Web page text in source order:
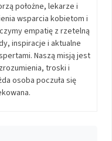
położne, lekarze i
wsparcia kobietom i
empatię z rzetelną
inspiracje i aktualne
Naszą misją jest
troski i
osoba poczuła się